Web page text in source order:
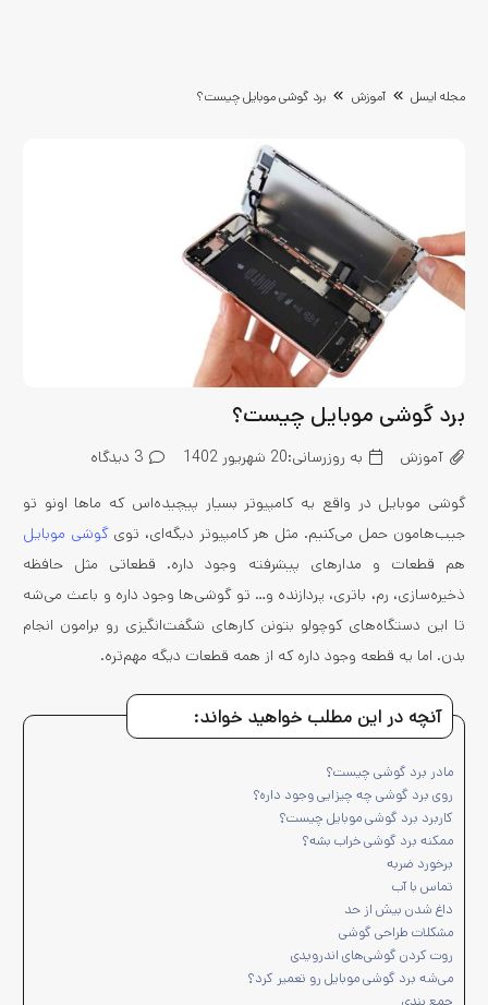
مجله ایسل آموزش برد گوشی موبایل چیست؟
برد گوشی موبایل چیست؟
آموزش به روزرسانی:20 شهریور 1402 3 دیدگاه
گوشی موبایل در واقع یه کامپیوتر بسیار پیچیده‌اس که ماها اونو تو
جیب‌هامون حمل می‌کنیم. مثل هر کامپیوتر دیگه‌ای، تویگوشی موبایل
هم قطعات و مدارهای پیشرفته وجود داره. قطعاتی مثل حافظه
ذخیره‌سازی، رم، باتری، پردازنده و… تو گوشی‌ها وجود داره و باعث می‌شه
تا این دستگاه‌های کوچولو بتونن کارهای شگفت‌انگیزی رو برامون انجام
بدن. اما یه قطعه وجود داره که از همه قطعات دیگه مهم‌تره.
آنچه در این مطلب خواهید خواند:
مادر برد گوشی چیست؟
روی برد گوشی چه چیزایی وجود داره؟
کاربرد برد گوشی موبایل چیست؟
ممکنه برد گوشی خراب بشه؟
برخورد ضربه
تماس با آب
داغ شدن بیش از حد
مشکلات طراحی گوشی
روت کردن گوشی‌های اندرویدی
می‌شه برد گوشی موبایل رو تعمیر کرد؟
جمع بندی